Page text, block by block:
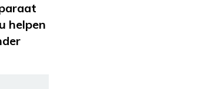
helpen